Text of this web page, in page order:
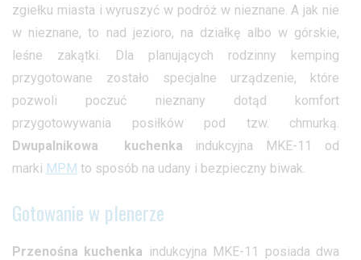
zgiełku miasta i wyruszyć w podróż w nieznane. A jak nie
w nieznane, to nad jezioro, na działkę albo w górskie,
leśne zakątki. Dla planujących rodzinny kemping
przygotowane zostało specjalne urządzenie, które
pozwoli poczuć nieznany dotąd komfort
przygotowywania posiłków pod tzw. chmurką.
Dwupalnikowa
kuchenka indukcyjna MKE-11 od
marki MPM to sposób na udany i bezpieczny biwak.
Gotowanie w plenerze
Przenośna kuchenka indukcyjna MKE-11 posiada dwa